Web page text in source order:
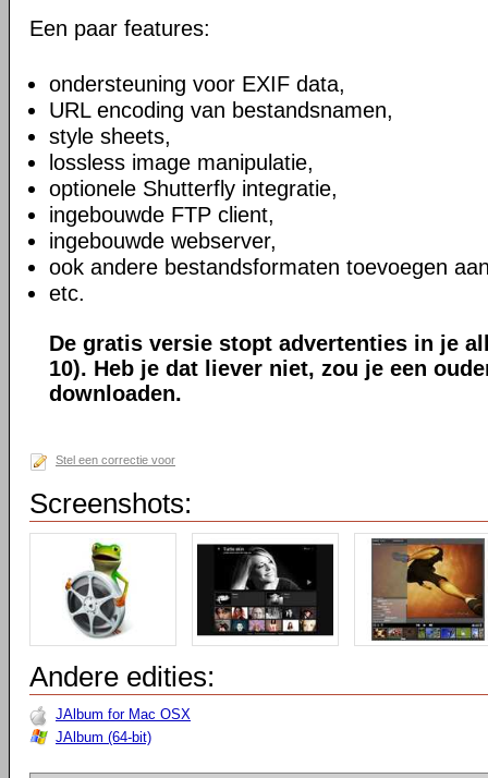
Een paar features:
ondersteuning voor EXIF data,
URL encoding van bestandsnamen,
style sheets,
lossless image manipulatie,
optionele Shutterfly integratie,
ingebouwde FTP client,
ingebouwde webserver,
ook andere bestandsformaten toevoegen
etc.
De gratis versie stopt advertenties in je
10). Heb je dat liever niet, zou je een
downloaden.
Stel een correctie voor
Screenshots:
Andere edities:
JAlbum for Mac OSX
JAlbum (64-bit)